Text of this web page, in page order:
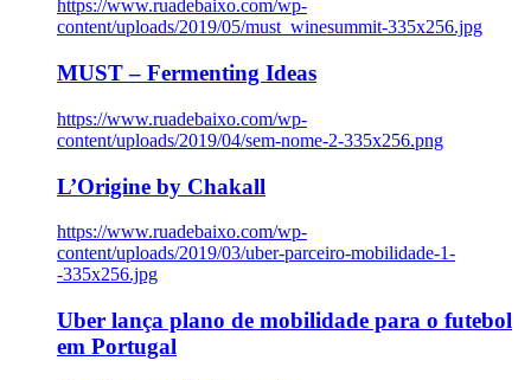
https://www.ruadebaixo.com/wp-
content/uploads/2019/05/must_winesummit-335x256.jpg
MUST – Fermenting Ideas
https://www.ruadebaixo.com/wp-
content/uploads/2019/04/sem-nome-2-335x256.png
L’Origine by Chakall
https://www.ruadebaixo.com/wp-
content/uploads/2019/03/uber-parceiro-mobilidade-1-
-335x256.jpg
Uber lança plano de mobilidade para o futebol
em Portugal